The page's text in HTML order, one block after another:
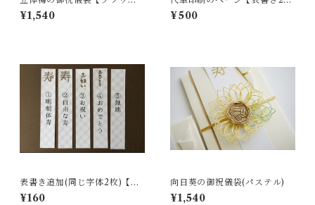
水色】
¥1,540
枚、内袋1枚セット】◎単品
¥500
表書き追加(同じ字体2枚)【全1
0種】
¥160
向日葵の御祝儀袋(パステル)
¥1,540